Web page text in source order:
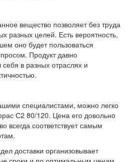
вещество позволяет без труда
разных целей. Есть вероятность,
оно будет пользоваться
Продукт давно
в разных отраслях и
специалистами, можно легко
С2 80/120. Цена его довольно
всегда соответствует самым
доставки организовывает